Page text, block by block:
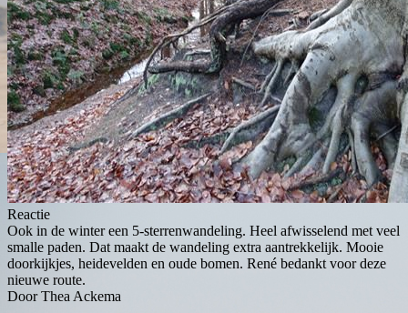
Reactie
Ook in de winter een 5-sterrenwandeling. Heel afwisselend met veel
smalle paden. Dat maakt de wandeling extra aantrekkelijk. Mooie
doorkijkjes, heidevelden en oude bomen. René bedankt voor deze
nieuwe route.
Door Thea Ackema